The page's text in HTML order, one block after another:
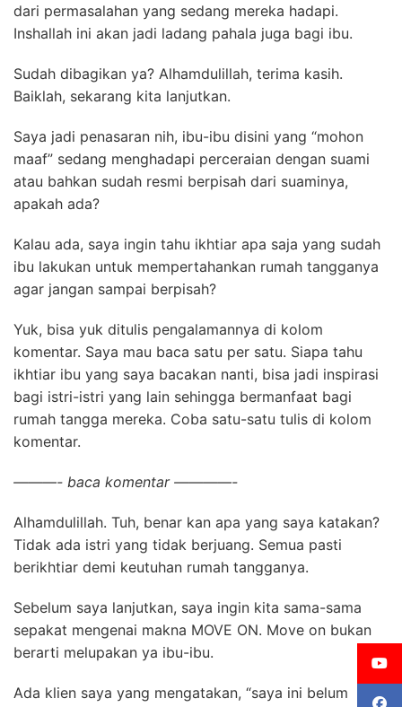
dari permasalahan yang sedang mereka hadapi.
Inshallah ini akan jadi ladang pahala juga bagi ibu.
Sudah dibagikan ya? Alhamdulillah, terima kasih.
Baiklah, sekarang kita lanjutkan.
Saya jadi penasaran nih, ibu-ibu disini yang “mohon
maaf” sedang menghadapi perceraian dengan suami
atau bahkan sudah resmi berpisah dari suaminya,
apakah ada?
Kalau ada, saya ingin tahu ikhtiar apa saja yang sudah
ibu lakukan untuk mempertahankan rumah tangganya
agar jangan sampai berpisah?
Yuk, bisa yuk ditulis pengalamannya di kolom
komentar. Saya mau baca satu per satu. Siapa tahu
ikhtiar ibu yang saya bacakan nanti, bisa jadi inspirasi
bagi istri-istri yang lain sehingga bermanfaat bagi
rumah tangga mereka. Coba satu-satu tulis di kolom
komentar.
———- baca komentar ————-
Alhamdulillah. Tuh, benar kan apa yang saya katakan?
Tidak ada istri yang tidak berjuang. Semua pasti
berikhtiar demi keutuhan rumah tangganya.
Sebelum saya lanjutkan, saya ingin kita sama-sama
sepakat mengenai makna MOVE ON. Move on bukan
berarti melupakan ya ibu-ibu.
Ada klien saya yang mengatakan, “saya ini belum